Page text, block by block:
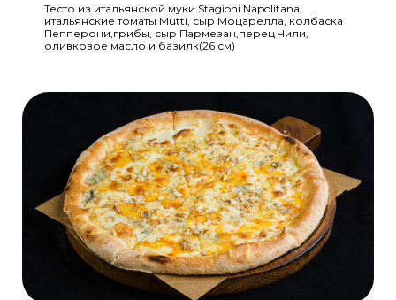
Тесто из итальянской муки Stagioni Napolitana,
итальянские томаты Mutti, сыр Моцарелла, колбаска
Пепперони,грибы, сыр Пармезан,перец Чили,
оливковое масло и базилк(26 см)